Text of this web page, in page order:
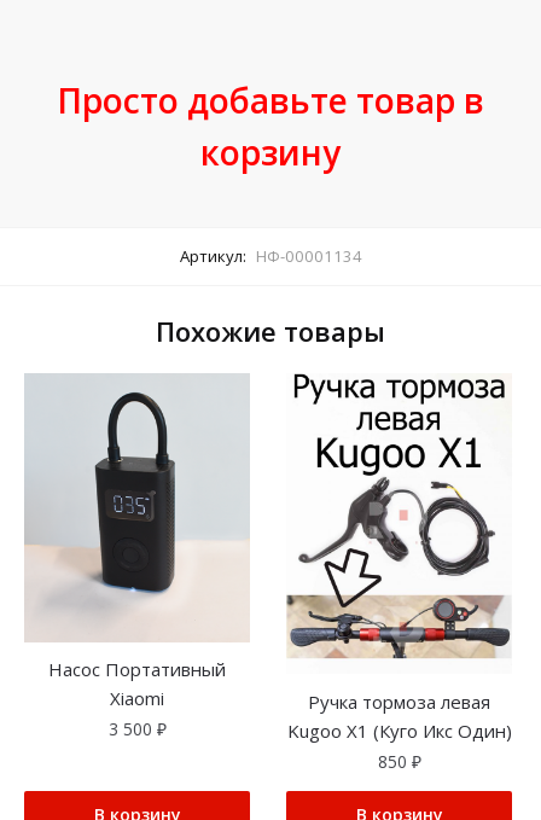
Просто добавьте товар в
корзину
Артикул: НФ-00001134
Похожие товары
Насос Портативный
Xiaomi
3 500 ₽
В корзину
Ручка тормоза левая
Kugoo X1 (Куго Икс Один)
850 ₽
В корзину